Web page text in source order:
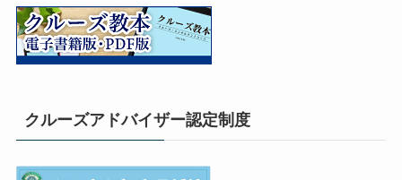
クルーズアドバイザー認定制度